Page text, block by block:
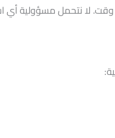
وقت. لا نتحمل مسؤولية